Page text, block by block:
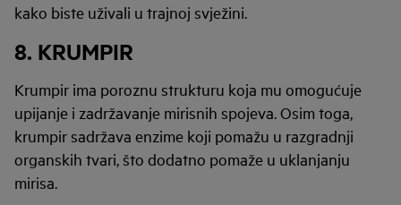
kako biste uživali u trajnoj svježini.
8. KRUMPIR
Krumpir ima poroznu strukturu koja mu omogućuje
upijanje i zadržavanje mirisnih spojeva. Osim toga,
krumpir sadržava enzime koji pomažu u razgradnji
organskih tvari, što dodatno pomaže u uklanjanju
mirisa.